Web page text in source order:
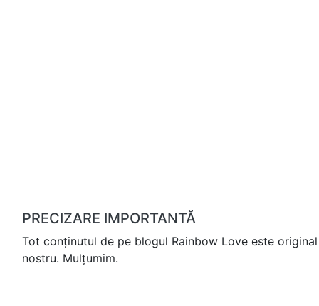
PRECIZARE IMPORTANTĂ
Tot conținutul de pe blogul Rainbow Love este
nostru. Mulțumim.